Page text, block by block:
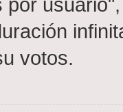
votos.